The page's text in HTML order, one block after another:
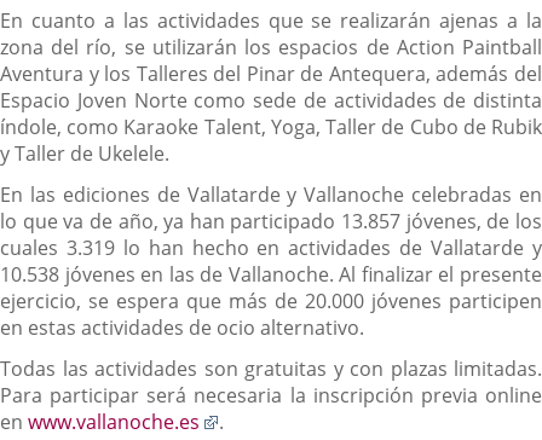
En cuanto a las actividades que se realizarán ajenas a la
zona del río, se utilizarán los espacios de Action Paintball
Aventura y los Talleres del Pinar de Antequera, además del
Espacio Joven Norte como sede de actividades de distinta
índole, como Karaoke Talent, Yoga, Taller de Cubo de Rubik
y Taller de Ukelele.
En las ediciones de Vallatarde y Vallanoche celebradas en
lo que va de año, ya han participado 13.857 jóvenes, de los
cuales 3.319 lo han hecho en actividades de Vallatarde y
10.538 jóvenes en las de Vallanoche. Al finalizar el presente
ejercicio, se espera que más de 20.000 jóvenes participen
en estas actividades de ocio alternativo.
Todas las actividades son gratuitas y con plazas limitadas.
Para participar será necesaria la inscripción previa online
en www.vallanoche.es
Enlace
.